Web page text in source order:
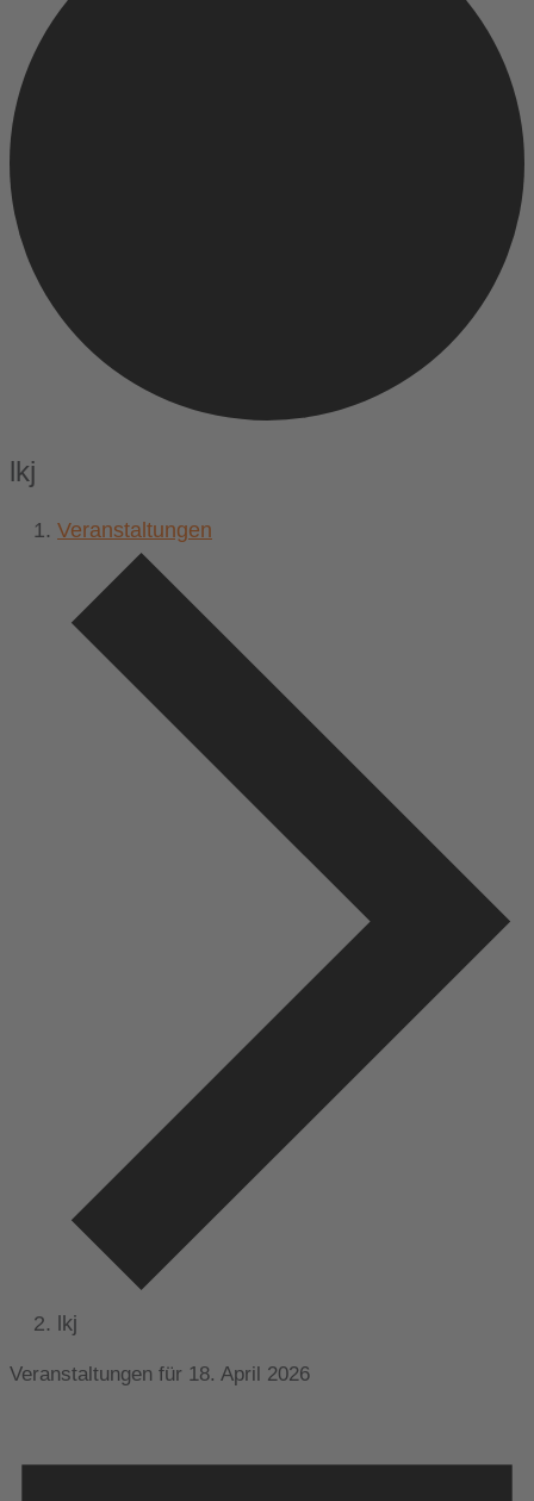
lkj
Veranstaltungen
lkj
Veranstaltungen für 18. April 2026